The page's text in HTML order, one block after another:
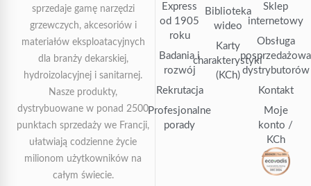
sprzedaje gamę narzędzi
grzewczych, akcesoriów i
materiałów eksploatacyjnych
dla branży dekarskiej,
hydroizolacyjnej i sanitarnej.
Nasze produkty,
dystrybuowane w ponad 2500
punktach sprzedaży we Francji,
ułatwiają codzienne życie
milionom użytkowników na
całym świecie.
Express
od 1905
roku
Badania i
rozwój
Rekrutacja
Profesjonalne
porady
Biblioteka
wideo
Karty
charakterystyki
(KCh)
Sklep
internetowy
Obsługa
posprzedażowa
dystrybutorów
Kontakt
Moje
konto /
KCh